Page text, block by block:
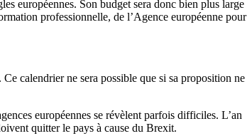
européennes. Son budget sera donc bien plus large
professionnelle, de l’Agence européenne pour
calendrier ne sera possible que si sa proposition ne
européennes se révèlent parfois difficiles. L’an
quitter le pays à cause du Brexit.